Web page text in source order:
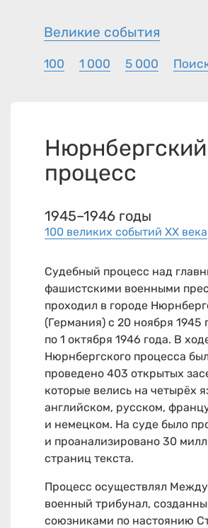
Великие события
100 1 000 5 000
Нюрнбергский
процесс
1945–1946 годы
100 великих событий XX века
Судебный процесс над
фашистскими военными
проходил в городе
(Германия) с 20 ноября 1945
по 1 октября 1946 года. В
Нюрнбергского процесса
проведено 403 открытых
которые велись на четырёх
английском, русском,
и немецком. На суде было
и проанализировано 30
страниц текста.
Процесс осуществлял
военный трибунал,
союзниками по настоянию